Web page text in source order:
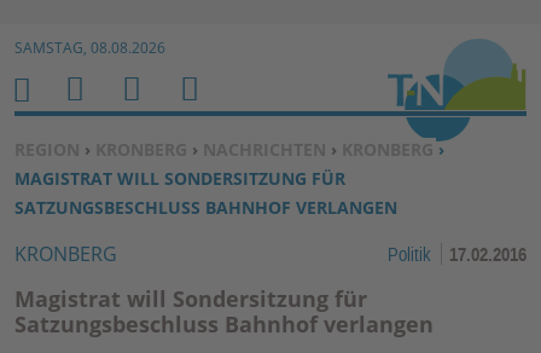
Zum Inhalt springen ↓
SAMSTAG, 08.08.2026
SIE BEFINDEN SICH HIER:
REGION › KRONBERG › NACHRICHTEN › KRONBERG›
MAGISTRAT WILL SONDERSITZUNG FÜR
SATZUNGSBESCHLUSS BAHNHOF VERLANGEN
KRONBERG Politik 17.02.2016
Magistrat will Sondersitzung für
Satzungsbeschluss Bahnhof verlangen
H
O
M
E
M
E
N
U
S
U
C
H
B
E
N
U
E
R